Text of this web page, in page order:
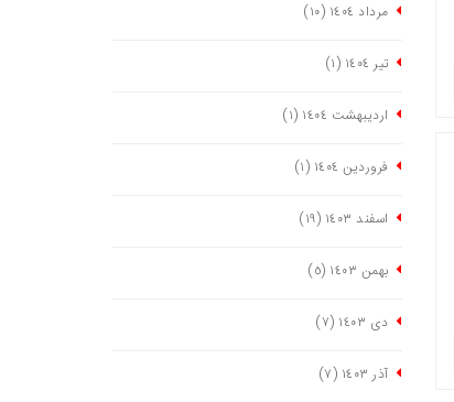
مرداد ١٤٠٤ (١٠)
تیر ١٤٠٤ (١)
اردیبهشت ١٤٠٤ (١)
فروردین ١٤٠٤ (١)
اسفند ١٤٠٣ (١٩)
بهمن ١٤٠٣ (٥)
دی ١٤٠٣ (٧)
آذر ١٤٠٣ (٧)